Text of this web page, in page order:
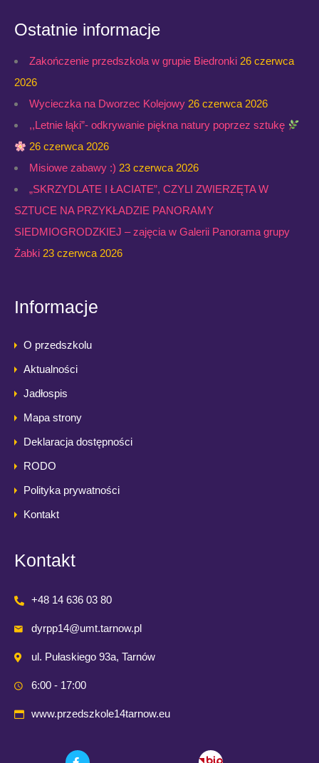
Ostatnie informacje
Zakończenie przedszkola w grupie Biedronki 26 czerwca
2026
Wycieczka na Dworzec Kolejowy 26 czerwca 2026
,,Letnie łąki”- odkrywanie piękna natury poprzez sztukę
26 czerwca 2026
Misiowe zabawy :) 23 czerwca 2026
„SKRZYDLATE I ŁACIATE”, CZYLI ZWIERZĘTA W
SZTUCE NA PRZYKŁADZIE PANORAMY
SIEDMIOGRODZKIEJ – zajęcia w Galerii Panorama grupy
Żabki 23 czerwca 2026
Informacje
O przedszkolu
Aktualności
Jadłospis
Mapa strony
Deklaracja dostępności
RODO
Polityka prywatności
Kontakt
Kontakt
+48 14 636 03 80
dyrpp14@umt.tarnow.pl
ul. Pułaskiego 93a, Tarnów
6:00 - 17:00
www.przedszkole14tarnow.eu